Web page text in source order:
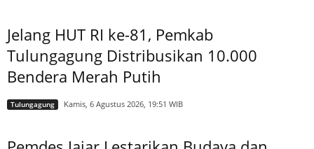
Jelang HUT RI ke-81, Pemkab
Tulungagung Distribusikan 10.000
Bendera Merah Putih
Tulungagung Kamis, 6 Agustus 2026, 19:51 WIB